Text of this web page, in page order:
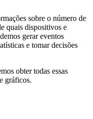
sobre o número de
quais dispositivos e
gerar eventos
e tomar decisões
obter todas essas
gráficos.